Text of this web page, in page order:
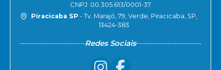
CNPJ: 00.305.613/0001-37
Piracicaba SP - Tv. Marajó, 79, Verde, Piracicaba, SP,
13424-383
Redes Sociais